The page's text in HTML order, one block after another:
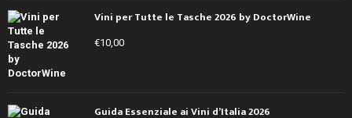
Vini per Tutte le Tasche 2026 by DoctorWine
€10,00
Guida Essenziale ai Vini d’Italia 2026